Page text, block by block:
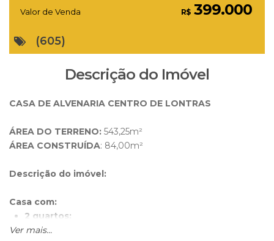
R$399.000
Valor de Venda
(605)
Descrição do Imóvel
CASA DE ALVENARIA CENTRO DE LONTRAS
ÁREA DO TERRENO: 543,25m²
ÁREA CONSTRUÍDA: 84,00m²
Descrição do imóvel:
Casa com:
2 quartos;
1 banheiros;
Ver mais...